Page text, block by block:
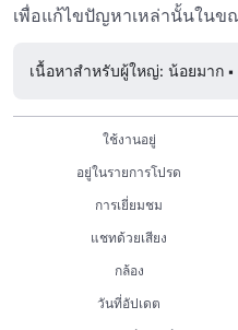
เพื่อแก้ไขปัญหาเหล่านั้นในข
เนื้อหาสำหรับผู้ใหญ่: น้อยมาก •
ใช้งานอยู่
อยู่ในรายการโปรด
การเยี่ยมชม
แชทด้วยเสียง
กล้อง
วันที่อัปเดต